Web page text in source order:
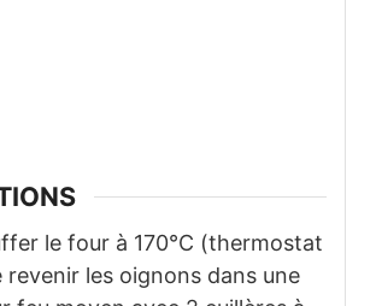
le four à 170°C (thermostat
revenir les oignons dans une